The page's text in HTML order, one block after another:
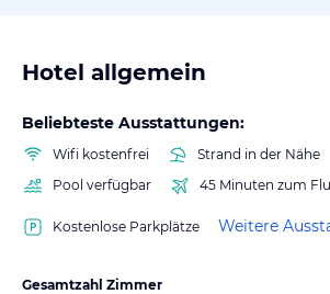
Hotel allgemein
Beliebteste Ausstattungen:
Wifi kostenfrei
Strand in der Nähe
Pool verfügbar
45 Minuten zum
Kostenlose Parkplätze Weitere
Gesamtzahl Zimmer